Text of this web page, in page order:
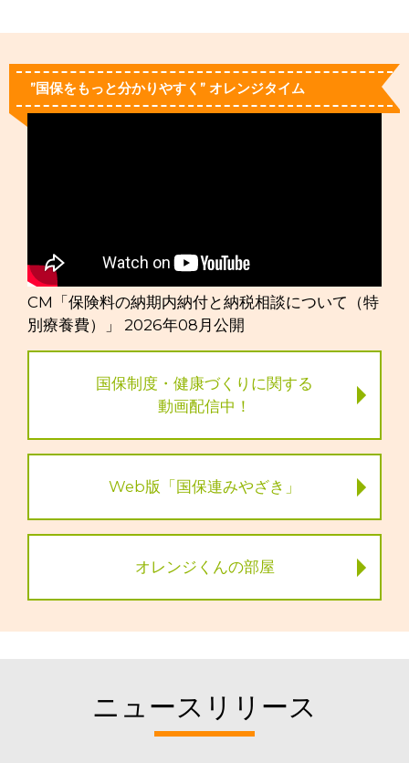
”国保をもっと分かりやすく” オレンジタイム
CM「保険料の納期内納付と納税相談について（特
別療養費）」 2026年08月公開
国保制度・健康づくりに関する
動画配信中！
Web版「国保連みやざき」
オレンジくんの部屋
ニュースリリース